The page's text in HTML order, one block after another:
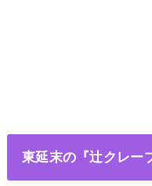
東延末の『辻クレー